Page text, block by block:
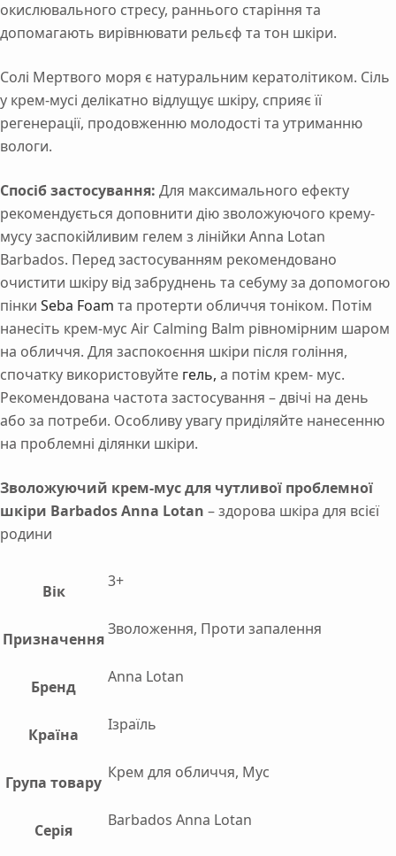
окислювального стресу, раннього старіння та
допомагають вирівнювати рельєф та тон шкіри.
Солі Мертвого моря є натуральним кератолітиком. Сіль
у крем-мусі делікатно відлущує шкіру, сприяє її
регенерації, продовженню молодості та утриманню
вологи.
Спосіб застосування: Для максимального ефекту
рекомендується доповнити дію зволожуючого крему-
мусу заспокійливим гелем з лінійки Anna Lotan
Barbados. Перед застосуванням рекомендовано
очистити шкіру від забруднень та себуму за допомогою
пінки Seba Foam та протерти обличчя тоніком. Потім
нанесіть крем-мус Air Calming Balm рівномірним шаром
на обличчя. Для заспокоєння шкіри після гоління,
спочатку використовуйте гель, а потім крем- мус.
Рекомендована частота застосування – двічі на день
або за потреби. Особливу увагу приділяйте нанесенню
на проблемні ділянки шкіри.
Зволожуючий крем-мус для чутливої проблемної
шкіри Barbados Anna Lotan – здорова шкіра для всієї
родини
Вік
3+
Призначення
Зволоження, Проти запалення
Бренд
Anna Lotan
Країна
Ізраїль
Група товару
Крем для обличчя, Мус
Серія
Barbados Anna Lotan